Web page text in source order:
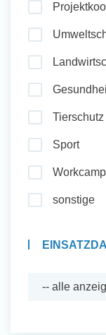
Sport
sonstige